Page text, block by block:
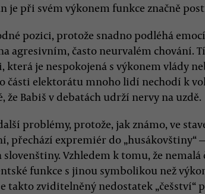
je při svém výkonem funkce značně
pozici, protože snadno podléhá
agresivním, často neurvalém chování.
která je nespokojená s výkonem vlády
části elektorátu mnoho lidí nechodí k
Babiš v debatách udrží nervy na uzdě.
problémy, protože, jak známo, ve
přechází expremiér do „husákovštiny“
slovenštiny. Vzhledem k tomu, že
funkce s jinou symbolikou než
takto zviditelněný nedostatek „češství“